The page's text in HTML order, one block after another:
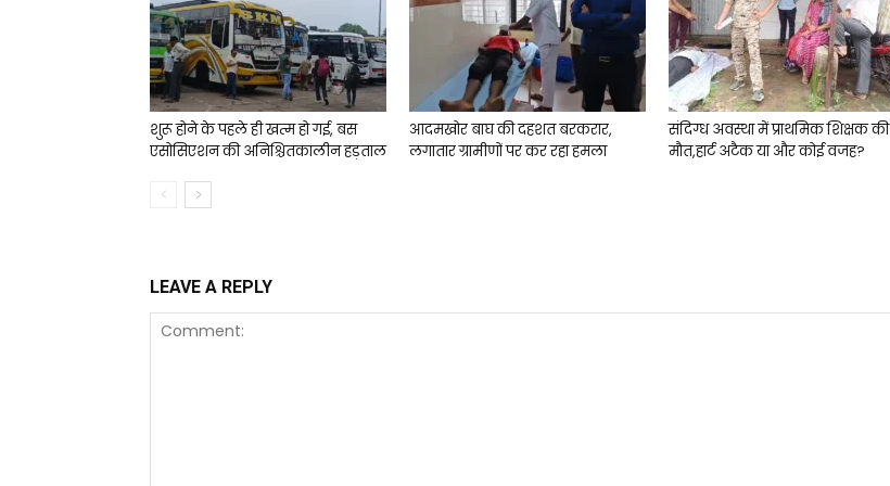
शुरू होने के पहले ही खत्म हो गई, बस
एसोसिएशन की अनिश्चितकालीन हड़ताल
आदमखोर बाघ की दहशत बरकरार,
लगातार ग्रामीणों पर कर रहा हमला
संदिग्ध अवस्था में प्राथमिक शिक्षक की
मौत,हार्ट अटैक या और कोई वजह?
LEAVE A REPLY